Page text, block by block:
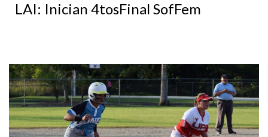
LAI: Inician 4tosFinal SofFem